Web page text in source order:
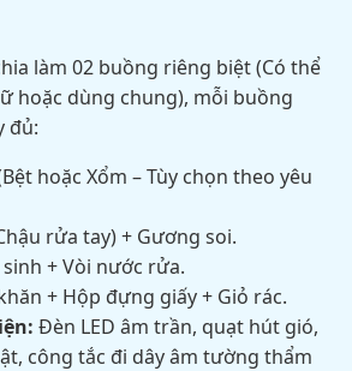
làm 02 buồng riêng biệt (Có thể
hoặc dùng chung), mỗi buồng
đủ:
hoặc Xổm – Tùy chọn theo yêu
rửa tay) + Gương soi.
+ Vòi nước rửa.
+ Hộp đựng giấy + Giỏ rác.
Đèn LED âm trần, quạt hút gió,
công tắc đi dây âm tường thẩm